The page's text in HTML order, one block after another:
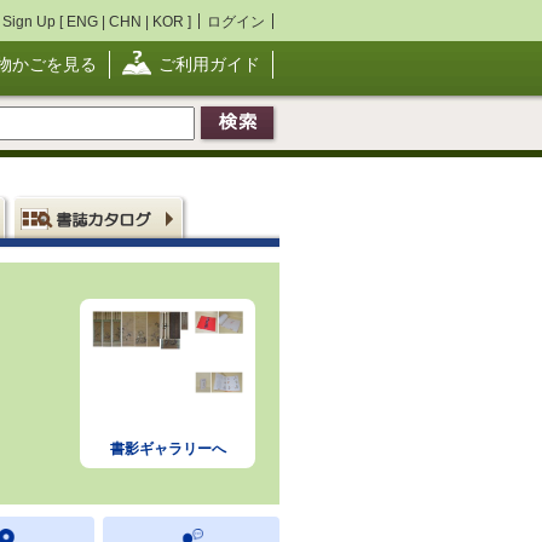
Sign Up [ ENG | CHN | KOR ] ログイン
かごを見る ご利用ガイド
書影ギャラリーへ